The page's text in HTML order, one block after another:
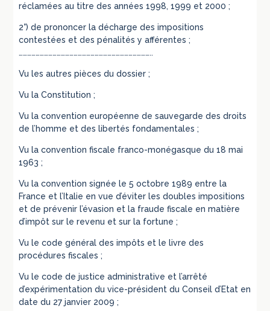
réclamées au titre des années 1998, 1999 et 2000 ;
2°) de prononcer la décharge des impositions
contestées et des pénalités y afférentes ;
…………………………………………………………………………………..
Vu les autres pièces du dossier ;
Vu la Constitution ;
Vu la convention européenne de sauvegarde des droits
de l’homme et des libertés fondamentales ;
Vu la convention fiscale franco-monégasque du 18 mai
1963 ;
Vu la convention signée le 5 octobre 1989 entre la
France et l’Italie en vue d’éviter les doubles impositions
et de prévenir l’évasion et la fraude fiscale en matière
d’impôt sur le revenu et sur la fortune ;
Vu le code général des impôts et le livre des
procédures fiscales ;
Vu le code de justice administrative et l’arrêté
d’expérimentation du vice-président du Conseil d’Etat en
date du 27 janvier 2009 ;